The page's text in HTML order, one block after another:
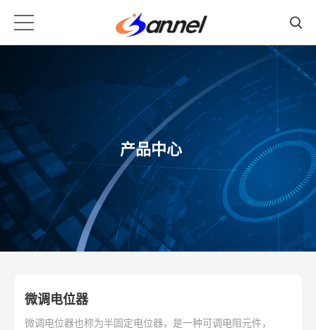
产品中心
微调电位器
微调电位器也称为半固定电位器，是一种可调电阻元件，